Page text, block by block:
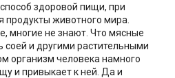
здоровой пищи, при
продукты животного мира.
многие не знают. Что мясные
и другими растительными
организм человека намного
и привыкает к ней. Да и